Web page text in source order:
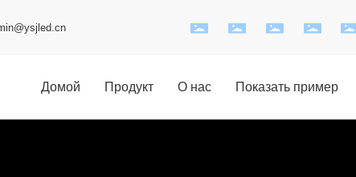
Домой Продукт О нас Показать пример